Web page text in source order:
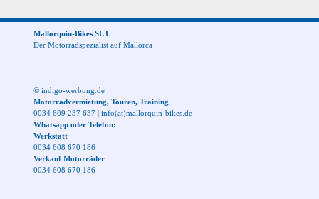
Mallorquin-Bikes SL U
Der Motorradspezialist auf Mallorca
© indigo-werbung.de
Motorradvermietung, Touren, Training
0034 609 237 637 | info(at)mallorquin-bikes.de
Whatsapp oder Telefon:
Werkstatt
0034 608 670 186
Verkauf Motorräder
0034 608 670 186